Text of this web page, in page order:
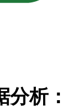
析：